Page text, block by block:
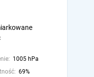
1005 hPa
69%